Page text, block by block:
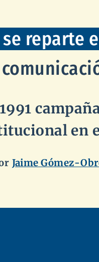
se reparte
1991
en
Jaime Gómez⁠-⁠